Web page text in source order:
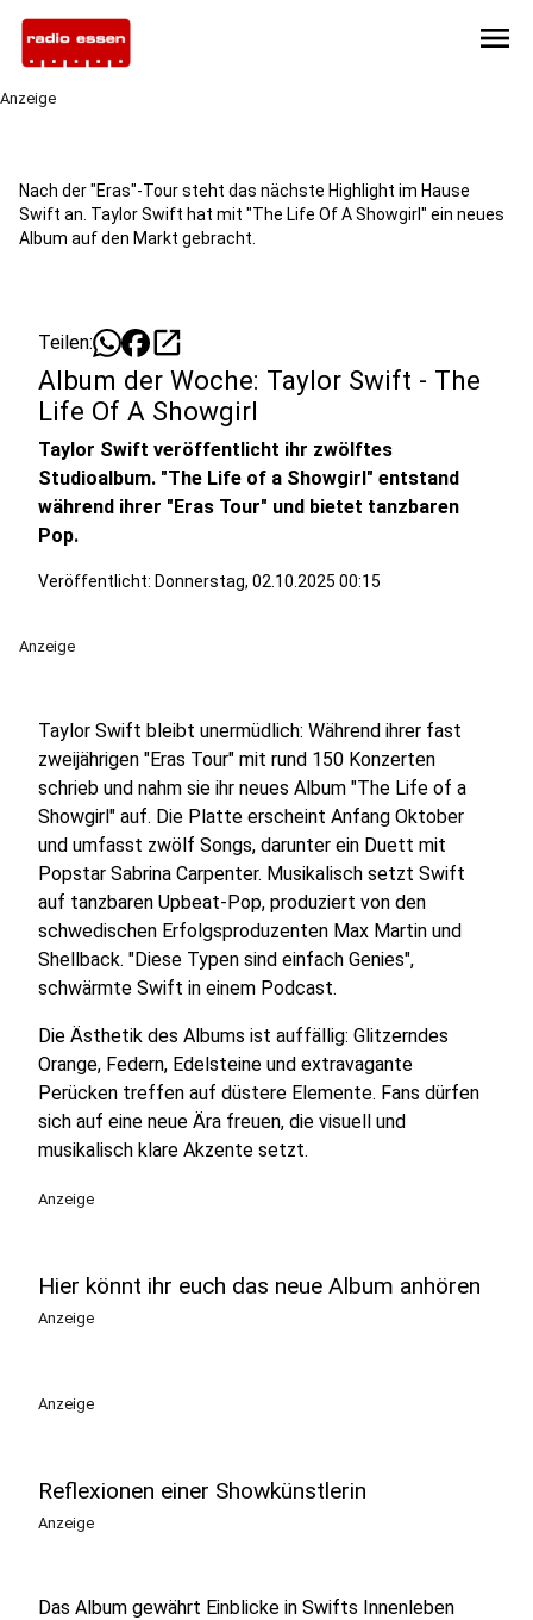
menu
Anzeige
Nach der "Eras"-Tour steht das nächste Highlight im Hause
Swift an. Taylor Swift hat mit "The Life Of A Showgirl" ein neues
Album auf den Markt gebracht.
Teilen: open_in_new
Album der Woche: Taylor Swift - The
Life Of A Showgirl
Taylor Swift veröffentlicht ihr zwölftes
Studioalbum. "The Life of a Showgirl" entstand
während ihrer "Eras Tour" und bietet tanzbaren
Pop.
Veröffentlicht: Donnerstag, 02.10.2025 00:15
Anzeige
Taylor Swift bleibt unermüdlich: Während ihrer fast
zweijährigen "Eras Tour" mit rund 150 Konzerten
schrieb und nahm sie ihr neues Album "The Life of a
Showgirl" auf. Die Platte erscheint Anfang Oktober
und umfasst zwölf Songs, darunter ein Duett mit
Popstar Sabrina Carpenter. Musikalisch setzt Swift
auf tanzbaren Upbeat-Pop, produziert von den
schwedischen Erfolgsproduzenten Max Martin und
Shellback. "Diese Typen sind einfach Genies",
schwärmte Swift in einem Podcast.
Die Ästhetik des Albums ist auffällig: Glitzerndes
Orange, Federn, Edelsteine und extravagante
Perücken treffen auf düstere Elemente. Fans dürfen
sich auf eine neue Ära freuen, die visuell und
musikalisch klare Akzente setzt.
Anzeige
Hier könnt ihr euch das neue Album anhören
Anzeige
Anzeige
Reflexionen einer Showkünstlerin
Anzeige
Das Album gewährt Einblicke in Swifts Innenleben